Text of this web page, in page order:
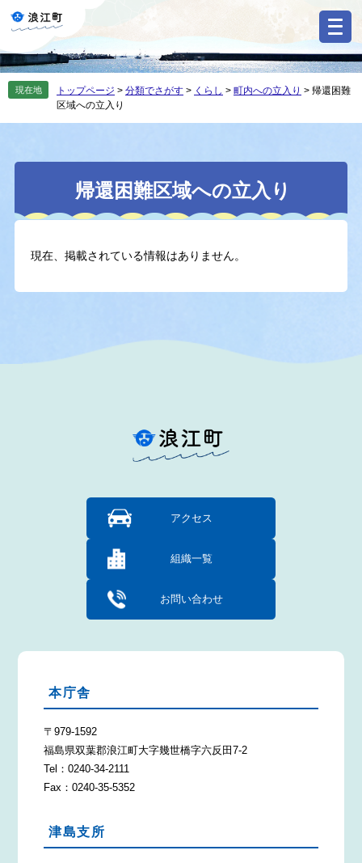
の
先
す
ー
を
し
現在地 トップページ > 分類でさがす > くらし > 町内への立入り > 帰還困難
区域への立入り
本
帰還困難区域への立入り
現在、掲載されている情報はありません。
アクセス
組織一覧
お問い合わせ
本庁舎
〒979-1592
福島県双葉郡浪江町大字幾世橋字六反田7-2
Tel：0240-34-2111
Fax：0240-35-5352
津島支所